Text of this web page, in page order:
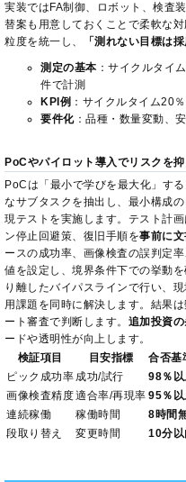
実装ではFA制御、ロボット、検査
替案も用意しておくことで柔軟な
粒度を統一し、
「測れない目標は採
測定の基本 ：サイクルタイ
件で計測
KPI例 ：サイクルタイム20
要件化：品種・数量変動、
PoCやパイロット導入でリスクを
PoCは「最小で学びを最大化」す
なサブタスクを抽出し、最小構成
現テストを実施します。テスト計
ン停止回避策、復旧手順を事前に
ースの成功率、画像検査の誤判定
値を設定し、境界条件下での挙動
り離したバイパスラインで行い、
用課題を同時に解決します。結果
ート審査で判断します。 追加投資
ードや透明性が向上します。
検証項目
目安指標
合否基
ピック成功率 成功/試行
98％以
画像検査精度適合率/再現率 95％以
連続稼働
稼働時間
8時間
段取り替え
変更時間 10分以